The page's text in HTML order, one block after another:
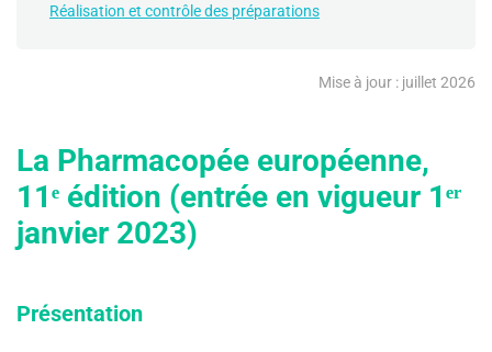
Réalisation et contrôle des préparations
Mise à jour : juillet 2026
La Pharmacopée européenne,
11ᵉ édition (entrée en vigueur 1ᵉʳ
janvier 2023)
Présentation